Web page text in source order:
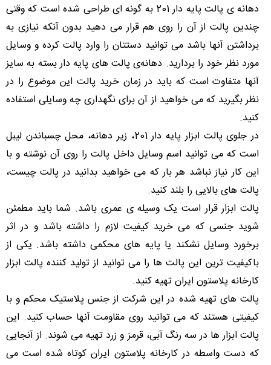
دهانه ی پالت پایه دار 201 به گونه ای طراحی شده است که وقتی
چندین پالت از آن را روی هم قرار می دهید بدون آنکه نیازی به
برداشتن آنها باشد می توانید دستتان را وارد پالت کرده و وسایل
مورد نظر خود را بردارید. دهانه‌ی پالت های پایه دار بسته به سایز
آنها متفاوت است که باید در زمان خرید پالت این موضوع را در
نظر بگیرید که می خواهید از آن برای نگهداری چه وسایلی استفاده
کنید.
در جلوی پالت ابزار پایه دار 201، زیر دهانه، محل چسباندن لیبل
است که می توانید اسم وسایل داخل پالت را روی آن نوشته و با
این کار نیاز نباشد هر بار که می خواهید بدانید در پالت چیست،
پالت های بالایی را بلند کنید.
پالت ابزار قرار است یک وسیله ی عمری باشد. شما باید مطمئن
شوید جنسی که می خرید کیفیت لازم را داشته باشد و در اثر
برخورد وسایل نشکند یا پایه های محکمی داشته باشد. یکی از
باکیفیت ترین این پالت ها را می توانید از تولید کننده پالت ابزار
کارخانه پلاستون ایران تهیه کنید.
پالت های تهیه شده در این شرکت از جنس پلاستیک محکم و با
کیفیتی هستند که می توانید روی مقاومت آنها حساب کنید. این
پالت ابزار ها در سه رنگ آبی، قرمز و زرد تهیه می شوند. از آنجایی
که دست واسطه در کارخانه پلاستون ایران کوتاه شده است می